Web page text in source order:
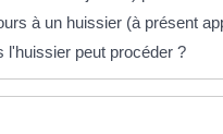
à un huissier (à présent
l'huissier peut procéder ?